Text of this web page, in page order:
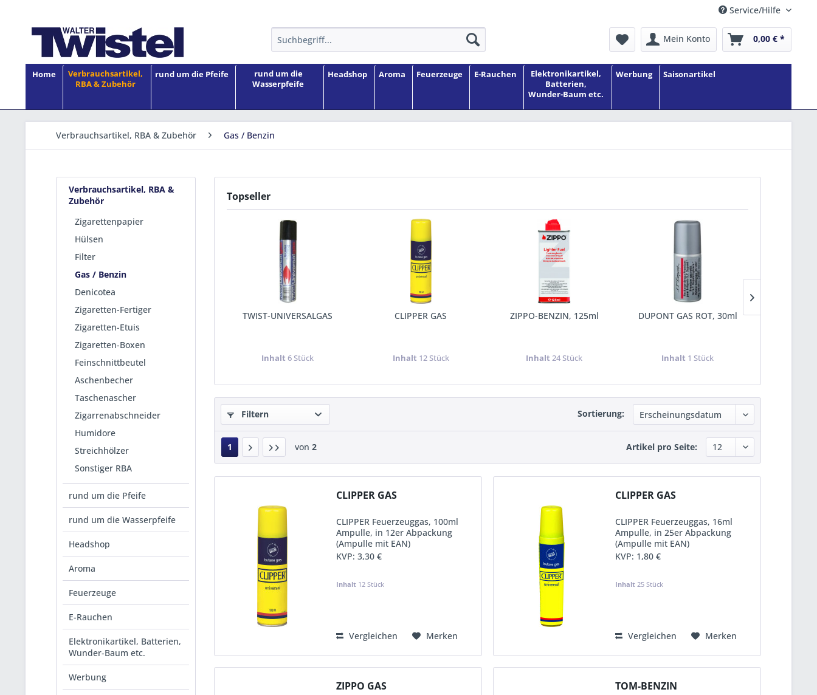
Service/Hilfe
Mein Konto 0,00 € *
Home
Verbrauchsartikel,
RBA & Zubehör
rund um die Pfeife
rund um die
Wasserpfeife
Headshop Aroma Feuerzeuge E-Rauchen
Elektronikartikel,
Batterien,
Wunder-Baum etc.
Werbung Saisonartikel
Verbrauchsartikel, RBA & Zubehör Gas / Benzin
Verbrauchsartikel, RBA &
Zubehör
Zigarettenpapier
Hülsen
Filter
Gas / Benzin
Denicotea
Zigaretten-Fertiger
Zigaretten-Etuis
Zigaretten-Boxen
Feinschnittbeutel
Aschenbecher
Taschenascher
Zigarrenabschneider
Humidore
Streichhölzer
Sonstiger RBA
rund um die Pfeife
rund um die Wasserpfeife
Headshop
Aroma
Feuerzeuge
E-Rauchen
Elektronikartikel, Batterien,
Wunder-Baum etc.
Werbung
Topseller
TWIST-UNIVERSALGAS
Inhalt 6 Stück
CLIPPER GAS
Inhalt 12 Stück
ZIPPO-BENZIN, 125ml
Inhalt 24 Stück
DUPONT GAS ROT, 30ml
Inhalt 1 Stück
Filtern Sortierung:
1 von 2 Artikel pro Seite:
CLIPPER GAS
CLIPPER Feuerzeuggas, 100ml
Ampulle, in 12er Abpackung
(Ampulle mit EAN)
KVP: 3,30 €
Inhalt 12 Stück
Vergleichen Merken
CLIPPER GAS
CLIPPER Feuerzeuggas, 16ml
Ampulle, in 25er Abpackung
(Ampulle mit EAN)
KVP: 1,80 €
Inhalt 25 Stück
Vergleichen Merken
ZIPPO GAS TOM-BENZIN